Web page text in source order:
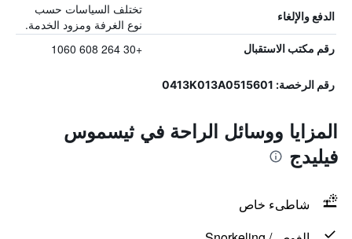
الدفع والإلغاء
تختلف السياسات حسب
نوع الغرفة ومزود الخدمة.
رقم مكتب الاستقبال +30 264 608 1060
رقم الرخصة: 0413Κ013Α0515601
المزايا ووسائل الراحة في ثيسموس
فيليدج
شاطىء خاص